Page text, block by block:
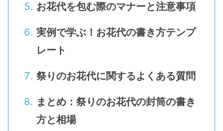
お花代を包む際のマナーと注意事項
実例で学ぶ！お花代の書き方テンプ
レート
祭りのお花代に関するよくある質問
まとめ：祭りのお花代の封筒の書き
方と相場